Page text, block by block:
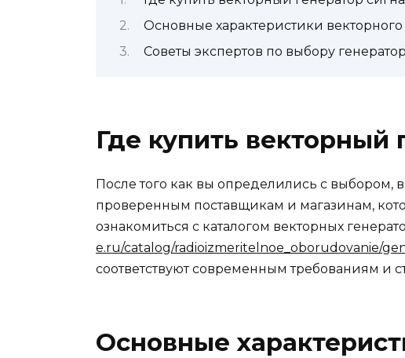
Основные характеристики векторного
Советы экспертов по выбору
Где купить векторный
После того как вы определились с выбором,
проверенным поставщикам и магазинам,
ознакомиться с каталогом векторных
e.ru/catalog/radioizmeritelnoe_oborudovanie/
соответствуют современным требованиям и
Основные